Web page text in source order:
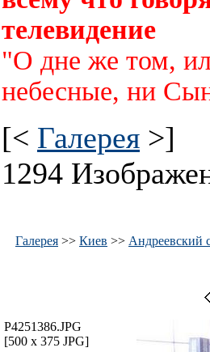
телевидение
"О дне же том,
небесные, ни
[< Галерея >]
1294
Галерея >> Киев >> Андреевский
P4251386.JPG
[500 x 375 JPG]